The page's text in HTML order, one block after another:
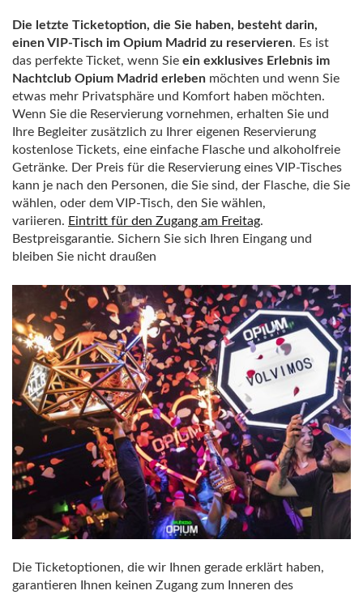
Die letzte Ticketoption, die Sie haben, besteht darin,
einen VIP-Tisch im Opium Madrid zu reservieren. Es ist
das perfekte Ticket, wenn Sie ein exklusives Erlebnis im
Nachtclub Opium Madrid erleben möchten und wenn Sie
etwas mehr Privatsphäre und Komfort haben möchten.
Wenn Sie die Reservierung vornehmen, erhalten Sie und
Ihre Begleiter zusätzlich zu Ihrer eigenen Reservierung
kostenlose Tickets, eine einfache Flasche und alkoholfreie
Getränke. Der Preis für die Reservierung eines VIP-Tisches
kann je nach den Personen, die Sie sind, der Flasche, die Sie
wählen, oder dem VIP-Tisch, den Sie wählen,
variieren. Eintritt für den Zugang am Freitag.
Bestpreisgarantie. Sichern Sie sich Ihren Eingang und
bleiben Sie nicht draußen
Die Ticketoptionen, die wir Ihnen gerade erklärt haben,
garantieren Ihnen keinen Zugang zum Inneren des